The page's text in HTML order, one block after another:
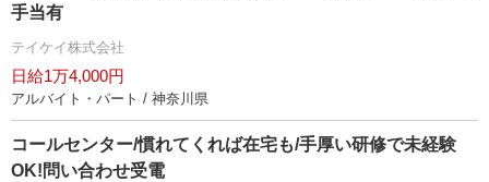
手当有
テイケイ株式会社
日給1万4,000円
アルバイト・パート / 神奈川県
コールセンター/慣れてくれば在宅も/手厚い研修で未経験
OK!問い合わせ受電